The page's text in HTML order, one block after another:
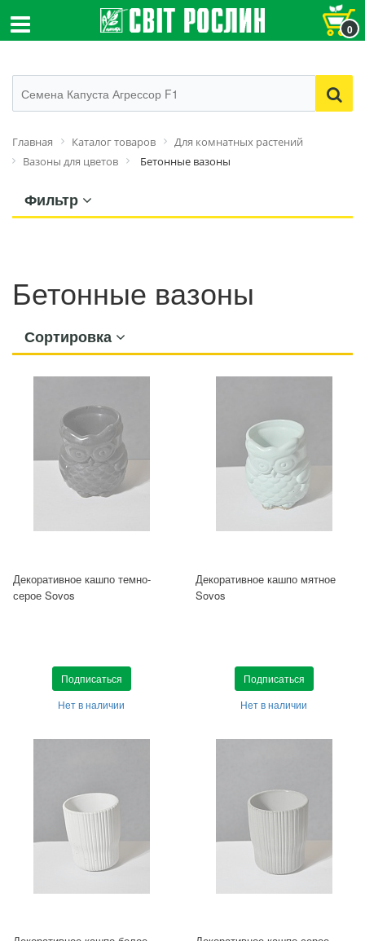
0
Главная Каталог товаров
Для комнатных растений
Вазоны для цветов
Бетонные вазоны
Фильтр
Бетонные вазоны
Сортировка
Декоративное кашпо темно-
серое Sovos
Подписаться
Нет в наличии
Декоративное кашпо мятное
Sovos
Подписаться
Нет в наличии